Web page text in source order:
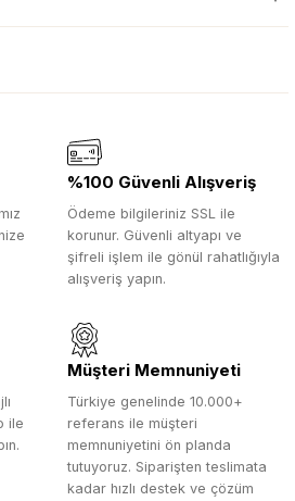
%100 Güvenli Alışveriş
Ödeme bilgileriniz SSL ile
korunur. Güvenli altyapı ve
şifreli işlem ile gönül rahatlığıyla
alışveriş yapın.
ile
Müşteri Memnuniyeti
Türkiye genelinde 10.000+
referans ile müşteri
memnuniyetini ön planda
tutuyoruz. Siparişten teslimata
kadar hızlı destek ve çözüm